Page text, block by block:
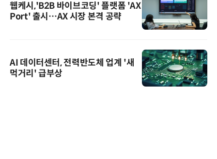
웹케시,'B2B 바이브코딩' 플랫폼 'AX
Port' 출시…AX 시장 본격 공략
AI 데이터센터, 전력반도체 업계 '새
먹거리' 급부상